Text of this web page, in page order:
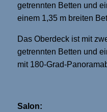
getrennten Betten und
einem 1,35 m breiten
Das Oberdeck ist mit
getrennten Betten und
mit 180-Grad-
Salon: